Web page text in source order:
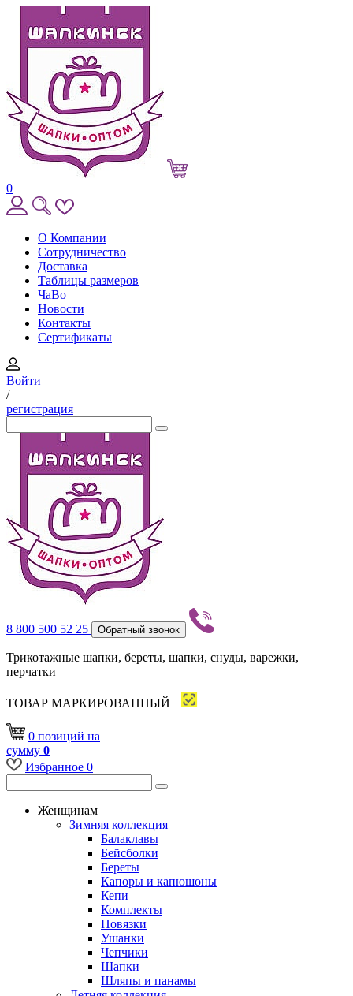
0
О Компании
Сотрудничество
Доставка
Таблицы размеров
ЧаВо
Новости
Контакты
Сертификаты
Войти
/
регистрация
8 800 500 52 25 Обратный звонок
Трикотажные шапки, береты, шапки, снуды, варежки,
перчатки
ТОВАР МАРКИРОВАННЫЙ
0 позиций на
сумму 0
Избранное 0
Женщинам
Зимняя коллекция
Балаклавы
Бейсболки
Береты
Капоры и капюшоны
Кепи
Комплекты
Повязки
Ушанки
Чепчики
Шапки
Шляпы и панамы